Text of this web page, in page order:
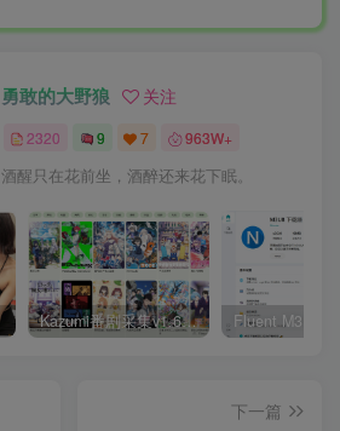
勇敢的大野狼 关注
2320 9 7 963W+
酒醒只在花前坐，酒醉还来花下眠。
Kazumi番剧采集v1.6.9：支持自定义规则+在线观看+弹幕，跨平台下载
下一篇